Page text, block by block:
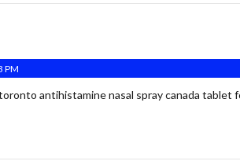
PM
antihistamine nasal spray canada tablet